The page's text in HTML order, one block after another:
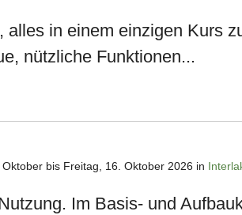
in einem einzigen Kurs
nützliche Funktionen...
Oktober bis Freitag, 16. Oktober 2026 in
Im Basis- und